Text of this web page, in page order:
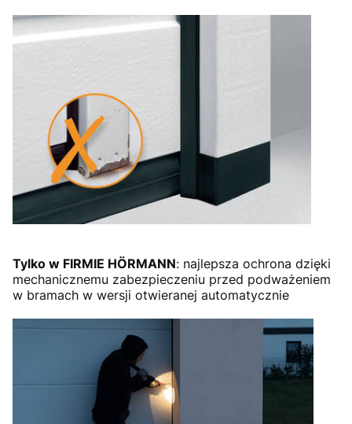
Tylko w FIRMIE HÖRMANN: najlepsza ochrona dzięki
mechanicznemu zabezpieczeniu przed podważeniem
w bramach w wersji otwieranej automatycznie